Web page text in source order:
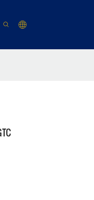
Recurso